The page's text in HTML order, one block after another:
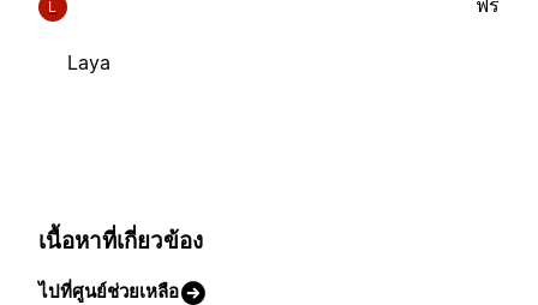
L
Laya
เนื้อหาที่เกี่ยวข้อง
ไปที่ศูนย์ช่วยเหลือ